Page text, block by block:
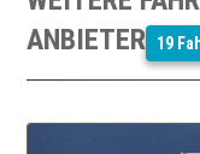
ANBIETER 19